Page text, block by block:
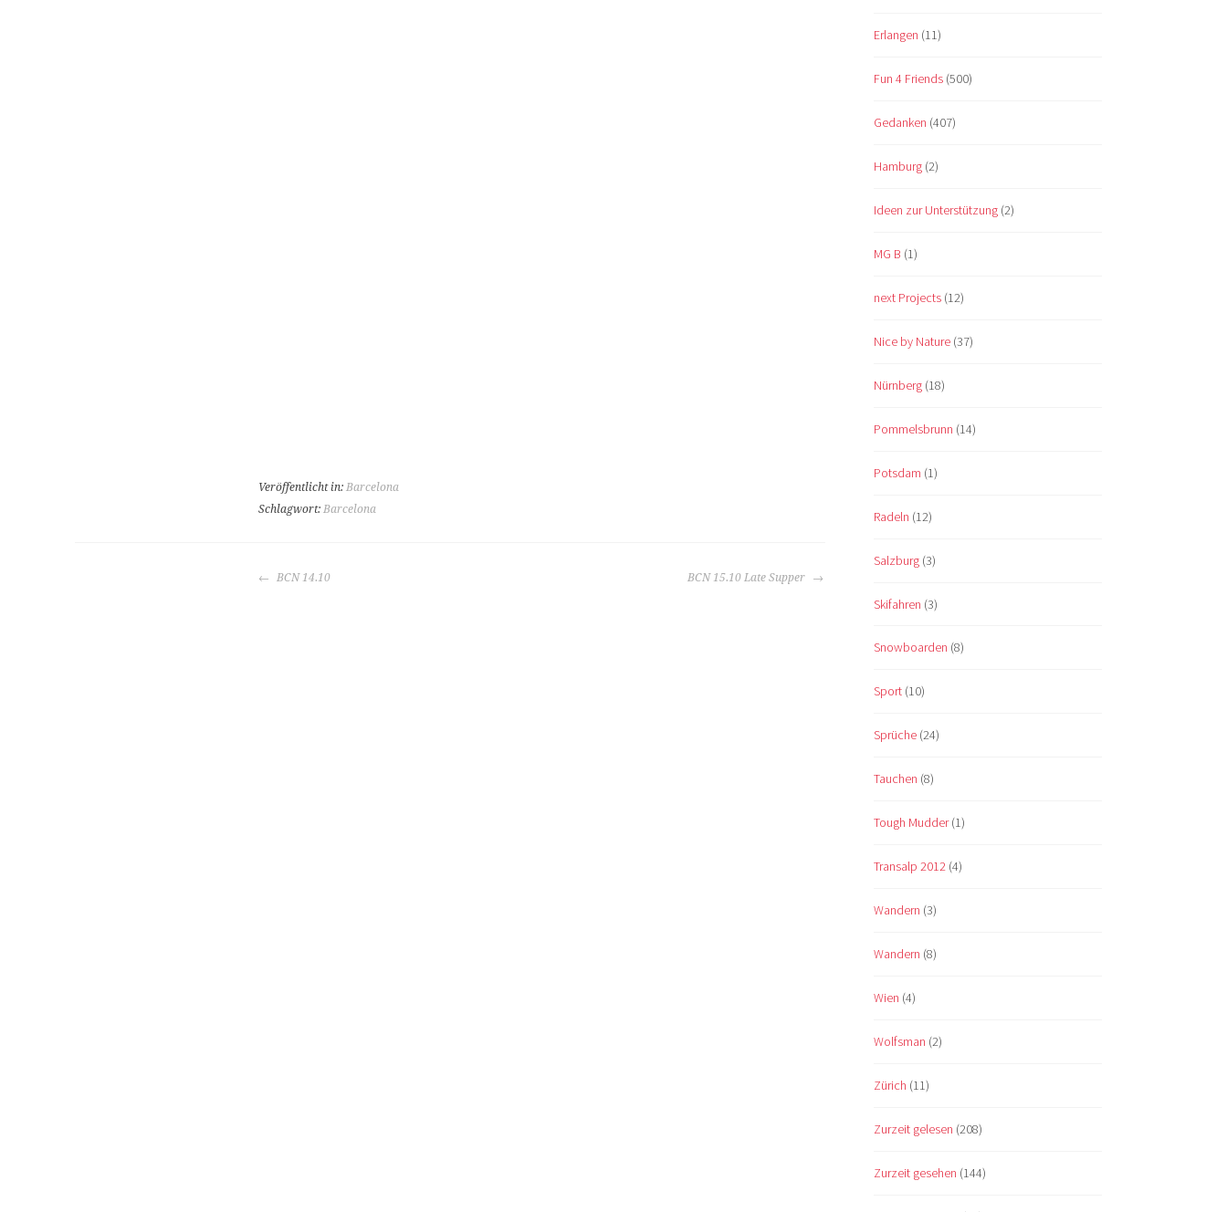
Veröffentlicht in: Barcelona
Schlagwort: Barcelona
BEITRAGS-
BCN 14.10 BCN 15.10 Late Supper
Erlangen (11)
Fun 4 Friends (500)
Gedanken (407)
Hamburg (2)
Ideen zur Unterstützung (2)
MG B (1)
next Projects (12)
Nice by Nature (37)
Nürnberg (18)
Pommelsbrunn (14)
Potsdam (1)
Radeln (12)
Salzburg (3)
Skifahren (3)
Snowboarden (8)
Sport (10)
Sprüche (24)
Tauchen (8)
Tough Mudder(1)
Transalp 2012 (4)
Wandern (3)
Wandern (8)
Wien (4)
Wolfsman (2)
Zürich (11)
Zurzeit gelesen (208)
Zurzeit gesehen (144)